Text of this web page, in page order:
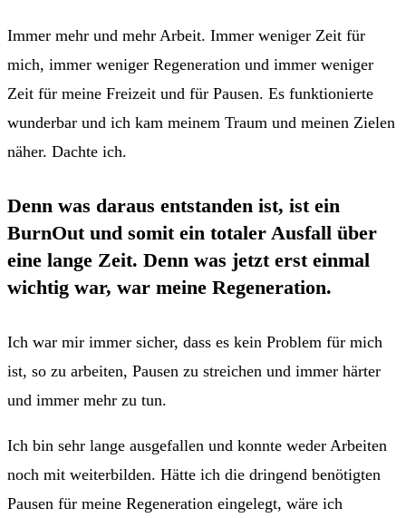
Immer mehr und mehr Arbeit. Immer weniger Zeit für
mich, immer weniger Regeneration und immer weniger
Zeit für meine Freizeit und für Pausen. Es funktionierte
wunderbar und ich kam meinem Traum und meinen Zielen
näher. Dachte ich.
Denn was daraus entstanden ist, ist ein
BurnOut und somit ein totaler Ausfall über
eine lange Zeit. Denn was jetzt erst einmal
wichtig war, war meine Regeneration.
Ich war mir immer sicher, dass es kein Problem für mich
ist, so zu arbeiten, Pausen zu streichen und immer härter
und immer mehr zu tun.
Ich bin sehr lange ausgefallen und konnte weder Arbeiten
noch mit weiterbilden. Hätte ich die dringend benötigten
Pausen für meine Regeneration eingelegt, wäre ich